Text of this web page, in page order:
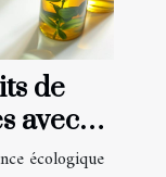
de
avec
écologique